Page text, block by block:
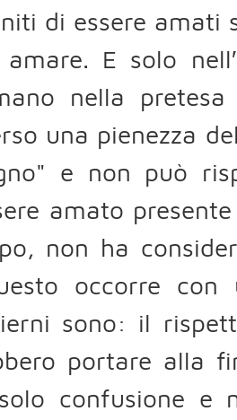
di essere amati
E solo
nella
una pienezza
e non può
amato
non ha
occorre con
sono: il
portare alla
confusione e